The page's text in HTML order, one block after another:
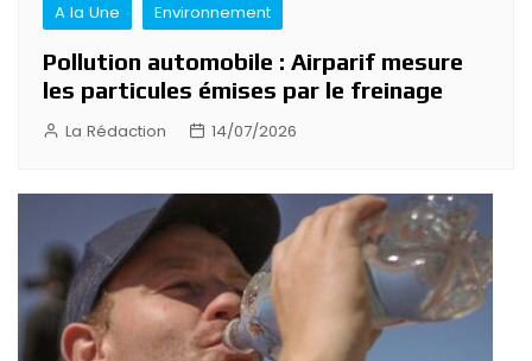
A la Une Environnement
Pollution automobile : Airparif mesure
les particules émises par le freinage
La Rédaction 14/07/2026